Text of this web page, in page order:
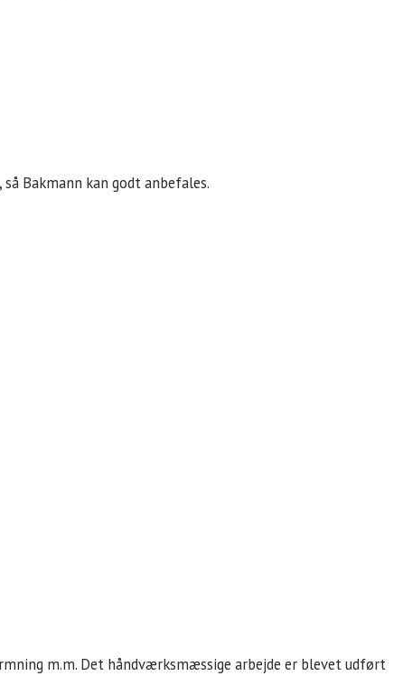
Bakmann kan godt anbefales.
m.m. Det håndværksmæssige arbejde er blevet udført